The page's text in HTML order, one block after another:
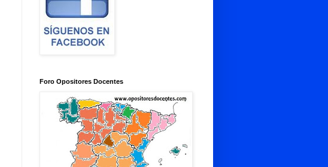
Foro Opositores Docentes